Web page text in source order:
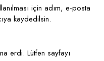
için adım, e-posta
kaydedilsin.
erdi. Lütfen sayfayı